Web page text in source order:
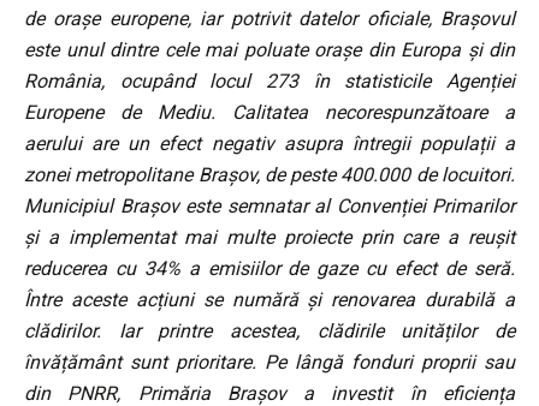
de orașe europene, iar potrivit datelor oficiale, Brașovul
este unul dintre cele mai poluate orașe din Europa și din
România, ocupând locul 273 în statisticile Agenției
Europene de Mediu. Calitatea necorespunzătoare a
aerului are un efect negativ asupra întregii populații a
zonei metropolitane Brașov, de peste 400.000 de locuitori.
Municipiul Brașov este semnatar al Convenției Primarilor
și a implementat mai multe proiecte prin care a reușit
reducerea cu 34% a emisiilor de gaze cu efect de seră.
Între aceste acțiuni se numără și renovarea durabilă a
clădirilor. Iar printre acestea, clădirile unităților de
învățământ sunt prioritare. Pe lângă fonduri proprii sau
din PNRR, Primăria Brașov a investit în eficiența